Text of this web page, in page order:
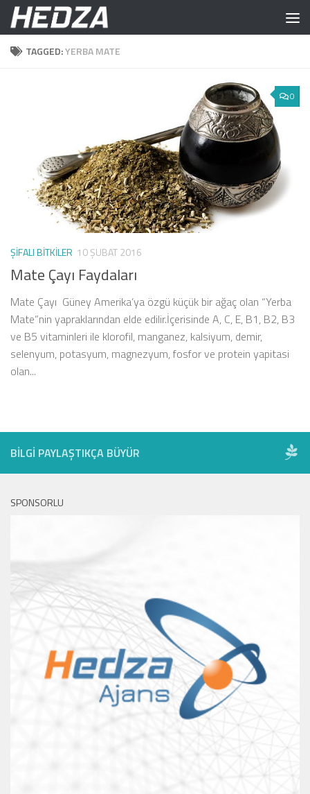
Skip to content
TAGGED:YERBA MATE
0
ŞIFALI BITKILER 10 ŞUBAT 2016
Mate Çayı Faydaları
Mate Çayı Güney Amerika’ya özgü küçük bir ağaç olan “Yerba
Mate”nin yapraklarından elde edilir.İçerisinde A, C, E, B1, B2, B3
ve B5 vitaminleri ile klorofil, manganez, kalsiyum, demir,
selenyum, potasyum, magnezyum, fosfor ve protein yapitasi
olan...
BILGI PAYLAŞTIKÇA BÜYÜR
SPONSORLU